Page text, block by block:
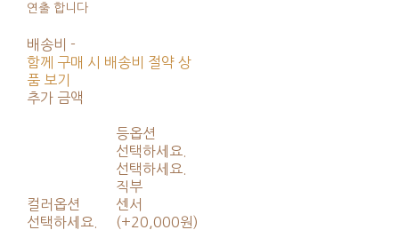
연출 합니다
배송비 -
함께 구매 시 배송비 절약 상
품 보기
추가 금액
컬러옵션
선택하세요.
등옵션
선택하세요.
선택하세요.
직부
센서
(+20,000원)